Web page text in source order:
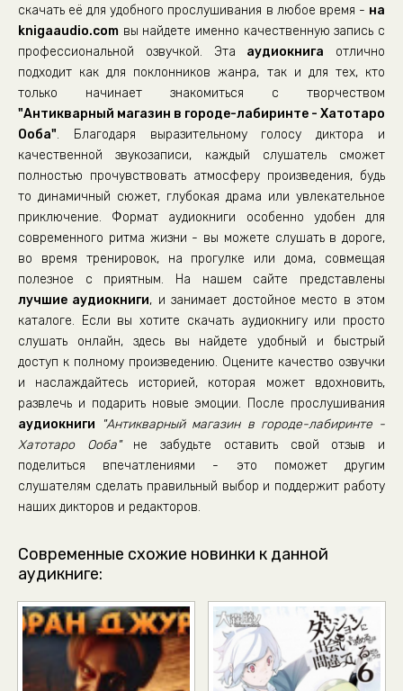
026 Антиквары V02 - Запрос 09 01
027 Антиквары V02 - Запрос 09 02
028 Антиквары V02 - Запрос 09 03
030 Антиквары V02 - Запрос 10 02
031 Антиквары V02 - Запрос 11 01
032 Антиквары V02 - Запрос 11 02
033 Антиквары V02 - Запрос 11 03
034 Антиквары V02 - Запрос 11 04
035 Антиквары V02 - Запрос 11 05
036 Антиквары V02 - Запрос 12
037 Антиквары V02 - Запрос 13
038 Антиквары V02 - Запрос 14 01
039 Антиквары V02 - Запрос 14 02
040 Антиквары V02 - Запрос 15 01
041 Антиквары V02 - Запрос 15 02
043 Антиквары V02 - Запрос 16 01
045 Антиквары V02 - Запрос 17 01
047 Антиквары V02 - Запрос 17 03
048 Антиквары V02 - Запрос 18 01
049 Антиквары V02 - Запрос 18 02
скачать её для удобного прослушивания в любое время - на
knigaaudio.com вы найдете именно качественную запись с
профессиональной озвучкой. Эта аудиокнига отлично
подходит как для поклонников жанра, так и для тех, кто
только начинает знакомиться с творчеством
"Антикварный магазин в городе-лабиринте - Хатотаро
Ооба". Благодаря выразительному голосу диктора и
качественной звукозаписи, каждый слушатель сможет
полностью прочувствовать атмосферу произведения, будь
то динамичный сюжет, глубокая драма или увлекательное
приключение. Формат аудиокниги особенно удобен для
современного ритма жизни - вы можете слушать в дороге,
во время тренировок, на прогулке или дома, совмещая
полезное с приятным. На нашем сайте представлены
лучшие аудиокниги, и занимает достойное место в этом
каталоге. Если вы хотите скачать аудиокнигу или просто
слушать онлайн, здесь вы найдете удобный и быстрый
доступ к полному произведению. Оцените качество озвучки
и наслаждайтесь историей, которая может вдохновить,
развлечь и подарить новые эмоции. После прослушивания
аудиокниги
"Антикварный магазин в городе-лабиринте -
Хатотаро Ооба"не забудьте оставить свой отзыв и
поделиться впечатлениями - это поможет другим
слушателям сделать правильный выбор и поддержит работу
наших дикторов и редакторов.
Современные схожие новинки к данной
аудикниге: